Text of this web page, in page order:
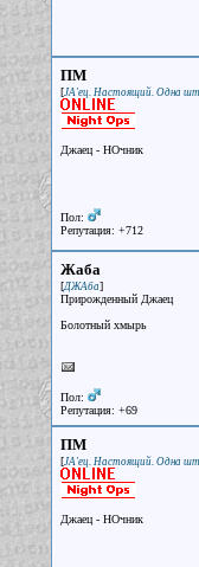
ПМ
[JA'ец. Настоящий. Одна
Джаец - НОчник
Пол:
Репутация: +712
Жаба
[ДЖАба]
Прирожденный Джаец
Болотный хмырь
Пол:
Репутация: +69
ПМ
[JA'ец. Настоящий. Одна
Джаец - НОчник